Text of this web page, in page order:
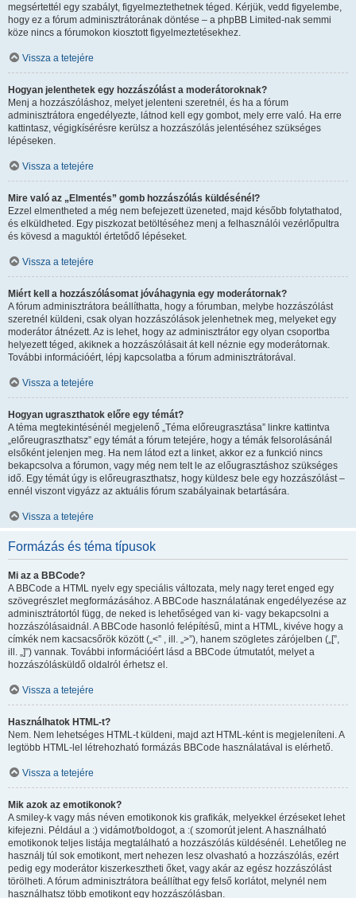
megsértettél egy szabályt, figyelmeztethetnek téged. Kérjük, vedd figyelembe,
hogy ez a fórum adminisztrátorának döntése – a phpBB Limited-nak semmi
köze nincs a fórumokon kiosztott figyelmeztetésekhez.
Vissza a tetejére
Hogyan jelenthetek egy hozzászólást a moderátoroknak?
Menj a hozzászóláshoz, melyet jelenteni szeretnél, és ha a fórum
adminisztrátora engedélyezte, látnod kell egy gombot, mely erre való. Ha erre
kattintasz, végigkísérésre kerülsz a hozzászólás jelentéséhez szükséges
lépéseken.
Vissza a tetejére
Mire való az „Elmentés” gomb hozzászólás küldésénél?
Ezzel elmentheted a még nem befejezett üzeneted, majd később folytathatod,
és elküldheted. Egy piszkozat betöltéséhez menj a felhasználói vezérlőpultra
és kövesd a maguktól értetődő lépéseket.
Vissza a tetejére
Miért kell a hozzászólásomat jóváhagynia egy moderátornak?
A fórum adminisztrátora beállíthatta, hogy a fórumban, melybe hozzászólást
szeretnél küldeni, csak olyan hozzászólások jelenhetnek meg, melyeket egy
moderátor átnézett. Az is lehet, hogy az adminisztrátor egy olyan csoportba
helyezett téged, akiknek a hozzászólásait át kell néznie egy moderátornak.
További információért, lépj kapcsolatba a fórum adminisztrátorával.
Vissza a tetejére
Hogyan ugraszthatok előre egy témát?
A téma megtekintésénél megjelenő „Téma előreugrasztása” linkre kattintva
„előreugraszthatsz” egy témát a fórum tetejére, hogy a témák felsorolásánál
elsőként jelenjen meg. Ha nem látod ezt a linket, akkor ez a funkció nincs
bekapcsolva a fórumon, vagy még nem telt le az előugrasztáshoz szükséges
idő. Egy témát úgy is előreugraszthatsz, hogy küldesz bele egy hozzászólást –
ennél viszont vigyázz az aktuális fórum szabályainak betartására.
Vissza a tetejére
Formázás és téma típusok
Mi az a BBCode?
A BBCode a HTML nyelv egy speciális változata, mely nagy teret enged egy
szövegrészlet megformázásához. A BBCode használatának engedélyezése az
adminisztrátortól függ, de neked is lehetőséged van ki- vagy bekapcsolni a
hozzászólásaidnál. A BBCode hasonló felépítésű, mint a HTML, kivéve hogy a
címkék nem kacsacsőrök között („<” , ill. „>”), hanem szögletes zárójelben („[”,
ill. „]”) vannak. További információért lásd a BBCode útmutatót, melyet a
hozzászólásküldő oldalról érhetsz el.
Vissza a tetejére
Használhatok HTML-t?
Nem. Nem lehetséges HTML-t küldeni, majd azt HTML-ként is megjeleníteni. A
legtöbb HTML-lel létrehozható formázás BBCode használatával is elérhető.
Vissza a tetejére
Mik azok az emotikonok?
A smiley-k vagy más néven emotikonok kis grafikák, melyekkel érzéseket lehet
kifejezni. Például a :) vidámot/boldogot, a :( szomorút jelent. A használható
emotikonok teljes listája megtalálható a hozzászólás küldésénél. Lehetőleg ne
használj túl sok emotikont, mert nehezen lesz olvasható a hozzászólás, ezért
pedig egy moderátor kiszerkesztheti őket, vagy akár az egész hozzászólást
törölheti. A fórum adminisztrátora beállíthat egy felső korlátot, melynél nem
használhatsz több emotikont egy hozzászólásban.